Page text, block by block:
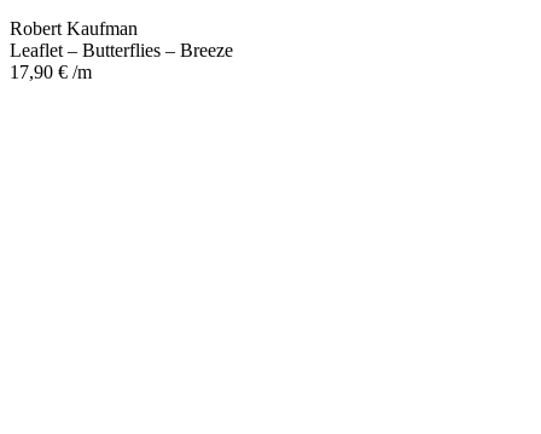
Robert Kaufman
Leaflet – Butterflies – Breeze
17,90 € /m